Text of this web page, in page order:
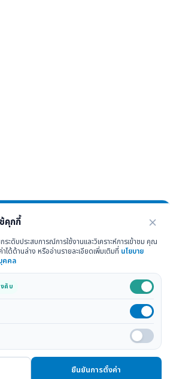
คุกกี้
ระดับประสบการณ์การใช้งานและวิเคราะห์การเข้าชม คุณ
ได้ด้านล่าง หรืออ่านรายละเอียดเพิ่มเติมที่ นโยบาย
คคล
คับ
ยืนยันการตั้งค่า